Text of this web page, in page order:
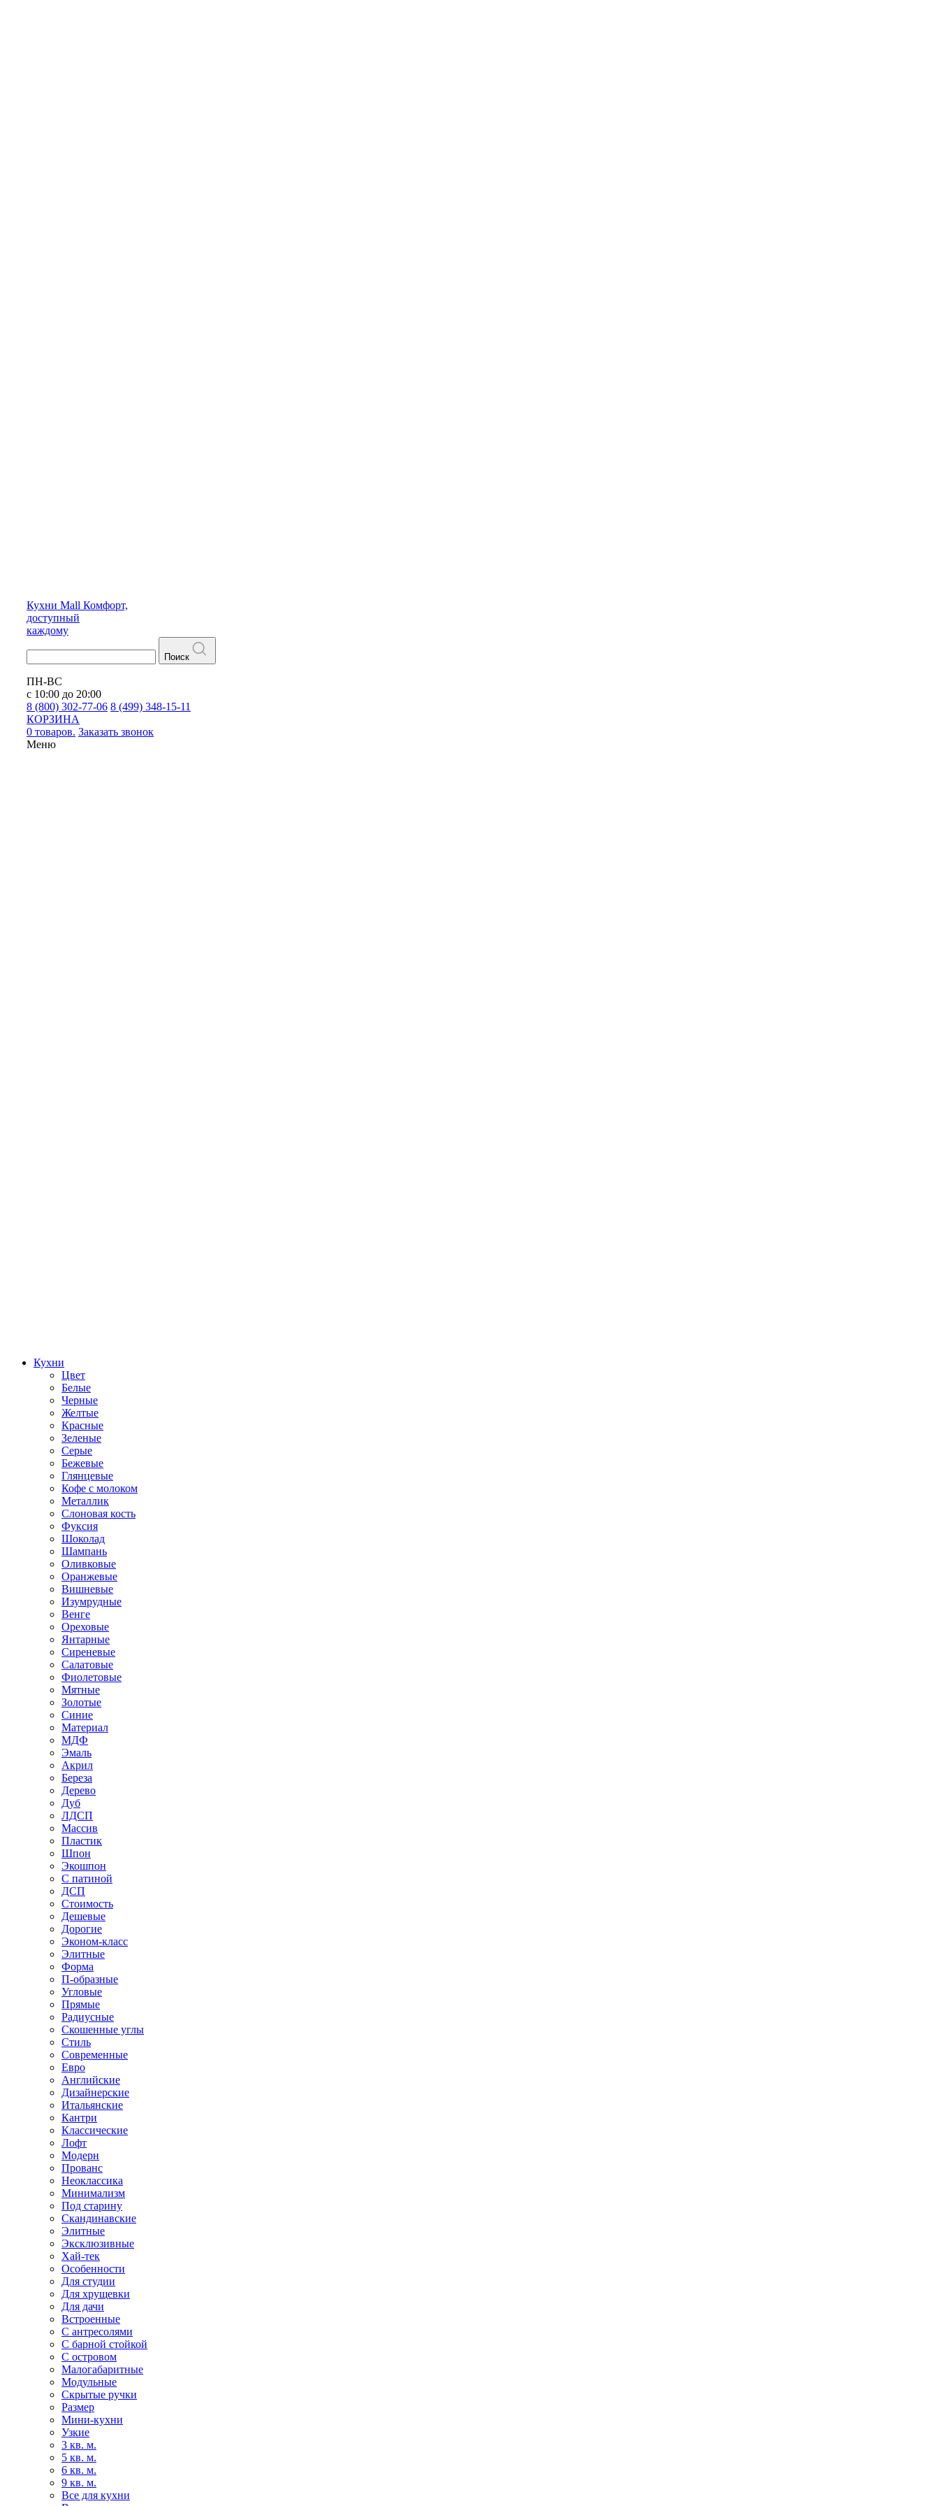
Кухни Mall Комфорт,
доступный
каждому
Поиск
ПН-ВС
с 10:00 до 20:00
8 (800) 302-77-06 8 (499) 348-15-11
КОРЗИНА
0 товаров. Заказать звонок
Меню
Кухни
Цвет
Белые
Черные
Желтые
Красные
Зеленые
Серые
Бежевые
Глянцевые
Кофе с молоком
Металлик
Слоновая кость
Фуксия
Шоколад
Шампань
Оливковые
Оранжевые
Вишневые
Изумрудные
Венге
Ореховые
Янтарные
Сиреневые
Салатовые
Фиолетовые
Мятные
Золотые
Синие
Материал
МДФ
Эмаль
Акрил
Береза
Дерево
Дуб
ЛДСП
Массив
Пластик
Шпон
Экошпон
С патиной
ДСП
Стоимость
Дешевые
Дорогие
Эконом-класс
Элитные
Форма
П-образные
Угловые
Прямые
Радиусные
Скошенные углы
Стиль
Современные
Евро
Английские
Дизайнерские
Итальянские
Кантри
Классические
Лофт
Модерн
Прованс
Неоклассика
Минимализм
Под старину
Скандинавские
Элитные
Эксклюзивные
Хай-тек
Особенности
Для студии
Для хрущевки
Для дачи
Встроенные
С антресолями
С барной стойкой
С островом
Малогабаритные
Модульные
Скрытые ручки
Размер
Мини-кухни
Узкие
3 кв. м.
5 кв. м.
6 кв. м.
9 кв. м.
Все для кухни